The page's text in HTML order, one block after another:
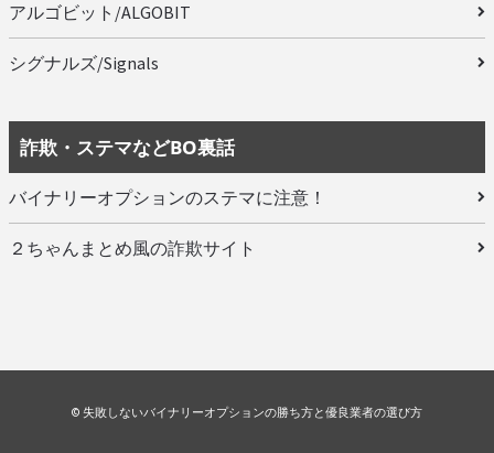
アルゴビット/ALGOBIT
シグナルズ/Signals
詐欺・ステマなどBO裏話
バイナリーオプションのステマに注意！
２ちゃんまとめ風の詐欺サイト
© 失敗しないバイナリーオプションの勝ち方と優良業者の選び方